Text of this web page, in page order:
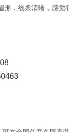
形，线条清晰，感觉